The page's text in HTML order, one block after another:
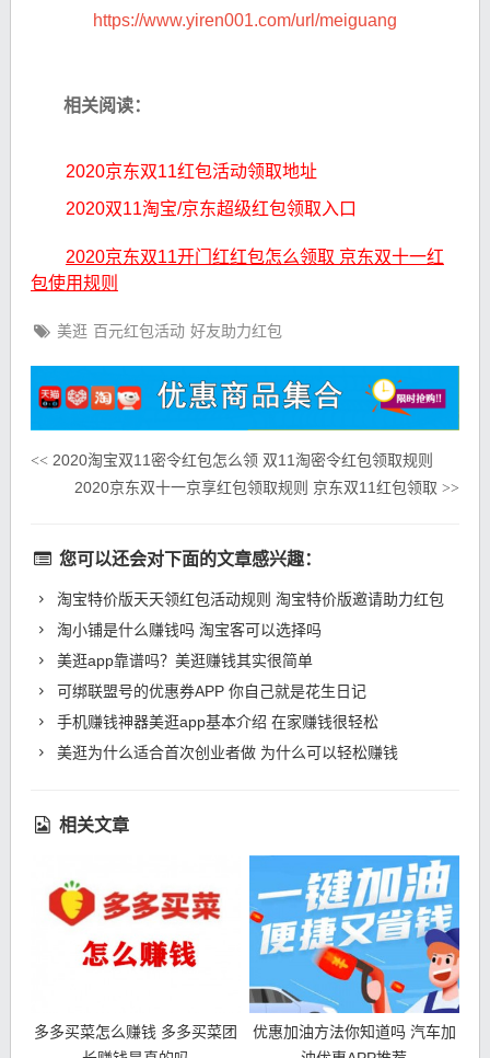
https://www.yiren001.com/url/meiguang
相关阅读：
2020京东双11红包活动领取地址
2020双11淘宝/京东超级红包领取入口
2020京东双11开门红红包怎么领取 京东双十一红
包使用规则
美逛 百元红包活动 好友助力红包
<<2020淘宝双11密令红包怎么领 双11淘密令红包领取规则
2020京东双十一京享红包领取规则 京东双11红包领取>>
您可以还会对下面的文章感兴趣：
淘宝特价版天天领红包活动规则 淘宝特价版邀请助力红包
淘小铺是什么赚钱吗 淘宝客可以选择吗
美逛app靠谱吗？美逛赚钱其实很简单
可绑联盟号的优惠券APP 你自己就是花生日记
手机赚钱神器美逛app基本介绍 在家赚钱很轻松
美逛为什么适合首次创业者做 为什么可以轻松赚钱
相关文章
多多买菜怎么赚钱 多多买菜团
优惠加油方法你知道吗 汽车加